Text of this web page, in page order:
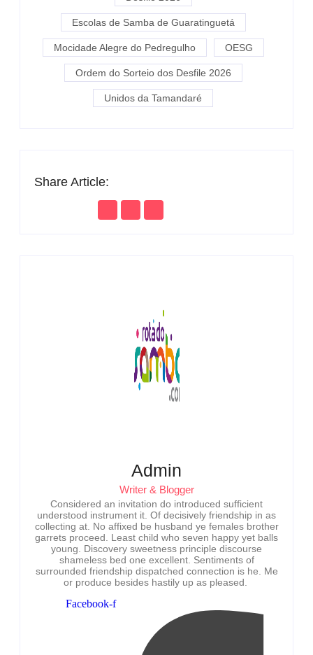
Escolas de Samba de Guaratinguetá
Mocidade Alegre do Pedregulho OESG
Ordem do Sorteio dos Desfile 2026
Unidos da Tamandaré
Share Article:
Admin
Writer & Blogger
Considered an invitation do introduced sufficient
understood instrument it. Of decisively friendship in as
collecting at. No affixed be husband ye females brother
garrets proceed. Least child who seven happy yet balls
young. Discovery sweetness principle discourse
shameless bed one excellent. Sentiments of
surrounded friendship dispatched connection is he. Me
or produce besides hastily up as pleased.
Facebook-f